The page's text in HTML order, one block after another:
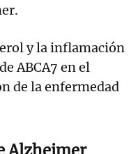
y la inflamación
ABCA7 en el
de la enfermedad